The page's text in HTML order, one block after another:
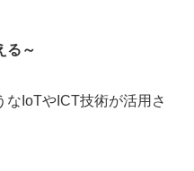
る～
なIoTやICT技術が活用さ